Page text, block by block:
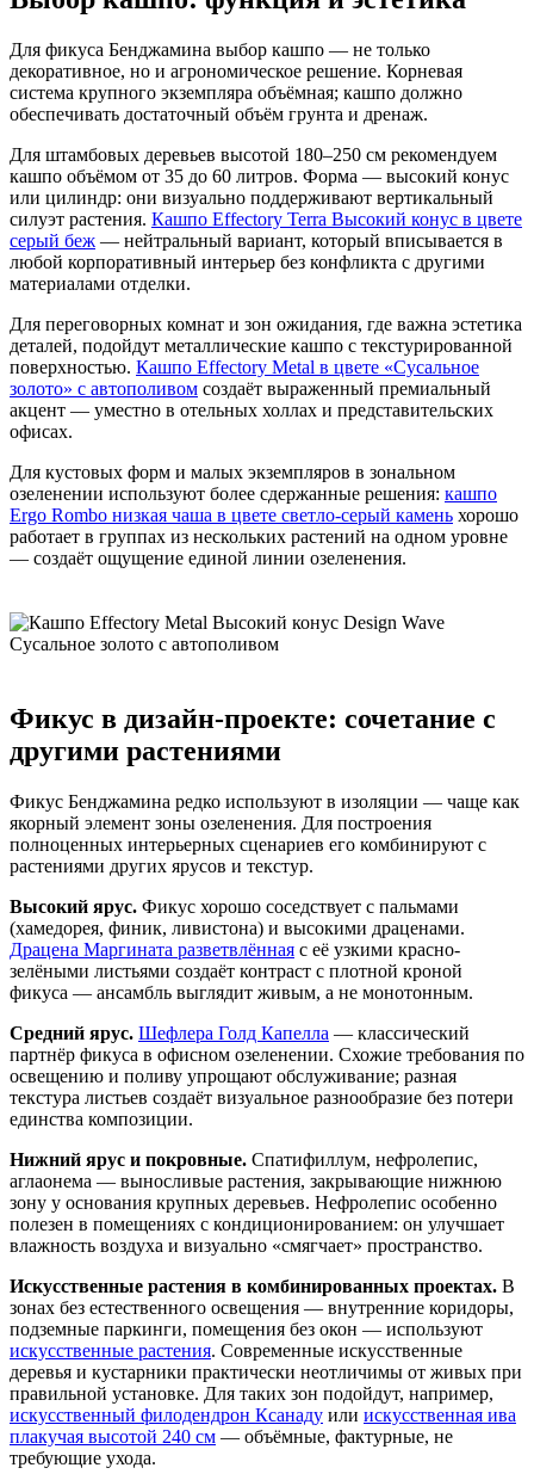
Для фикуса Бенджамина выбор кашпо — не только
декоративное, но и агрономическое решение. Корневая
система крупного экземпляра объёмная; кашпо должно
обеспечивать достаточный объём грунта и дренаж.
Для штамбовых деревьев высотой 180–250 см рекомендуем
кашпо объёмом от 35 до 60 литров. Форма — высокий конус
или цилиндр: они визуально поддерживают вертикальный
силуэт растения. Кашпо Effectory Terra Высокий конус в цвете
серый беж — нейтральный вариант, который вписывается в
любой корпоративный интерьер без конфликта с другими
материалами отделки.
Для переговорных комнат и зон ожидания, где важна эстетика
деталей, подойдут металлические кашпо с текстурированной
поверхностью. Кашпо Effectory Metal в цвете «Сусальное
золото» с автополивом создаёт выраженный премиальный
акцент — уместно в отельных холлах и представительских
офисах.
Для кустовых форм и малых экземпляров в зональном
озеленении используют более сдержанные решения: кашпо
Ergo Rombo низкая чаша в цвете светло-серый камень хорошо
работает в группах из нескольких растений на одном уровне
— создаёт ощущение единой линии озеленения.
Фикус в дизайн-проекте: сочетание с
другими растениями
Фикус Бенджамина редко используют в изоляции — чаще как
якорный элемент зоны озеленения. Для построения
полноценных интерьерных сценариев его комбинируют с
растениями других ярусов и текстур.
Высокий ярус. Фикус хорошо соседствует с пальмами
(хамедорея, финик, ливистона) и высокими драценами.
Драцена Маргината разветвлённая с её узкими красно-
зелёными листьями создаёт контраст с плотной кроной
фикуса — ансамбль выглядит живым, а не монотонным.
Средний ярус. Шефлера Голд Капелла — классический
партнёр фикуса в офисном озеленении. Схожие требования по
освещению и поливу упрощают обслуживание; разная
текстура листьев создаёт визуальное разнообразие без потери
единства композиции.
Нижний ярус и покровные. Спатифиллум, нефролепис,
аглаонема — выносливые растения, закрывающие нижнюю
зону у основания крупных деревьев. Нефролепис особенно
полезен в помещениях с кондиционированием: он улучшает
влажность воздуха и визуально «смягчает» пространство.
Искусственные растения в комбинированных проектах. В
зонах без естественного освещения — внутренние коридоры,
подземные паркинги, помещения без окон — используют
искусственные растения. Современные искусственные
деревья и кустарники практически неотличимы от живых при
правильной установке. Для таких зон подойдут, например,
искусственный филодендрон Ксанаду или искусственная ива
плакучая высотой 240 см — объёмные, фактурные, не
требующие ухода.